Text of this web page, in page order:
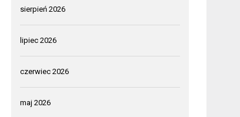
sierpień 2026
lipiec 2026
czerwiec 2026
maj 2026